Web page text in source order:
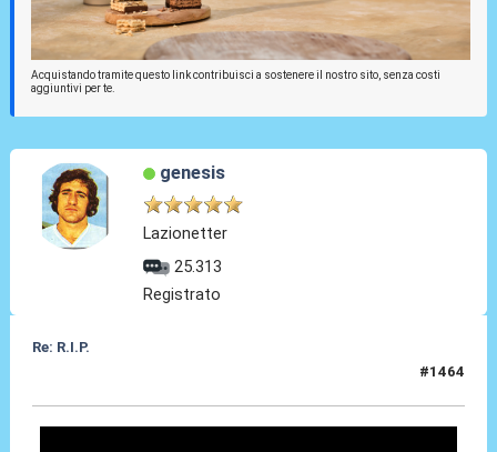
Acquistando tramite questo link contribuisci a sostenere il nostro sito, senza costi
aggiuntivi per te.
genesis
Lazionetter
25.313
Registrato
Re: R.I.P.
#1464